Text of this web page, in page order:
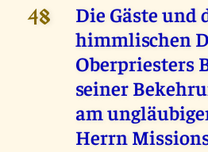
48
Die Gäste und
himmlischen
Oberpriesters
seiner
am
Herrn